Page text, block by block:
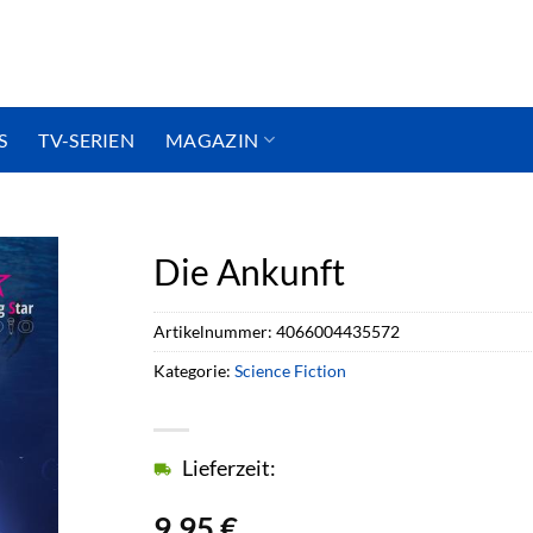
TV-SERIEN MAGAZIN
Die Ankunft
Lieferzeit:
Artikelnummer: 4066004435572
Kategorie: Science Fiction